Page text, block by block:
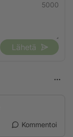
5000
Lähetä
Kommentoi